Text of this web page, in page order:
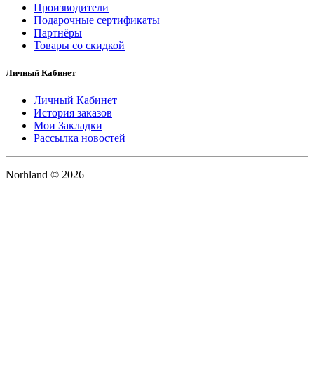
Производители
Подарочные сертификаты
Партнёры
Товары со скидкой
Личный Кабинет
Личный Кабинет
История заказов
Мои Закладки
Рассылка новостей
Norhland © 2026